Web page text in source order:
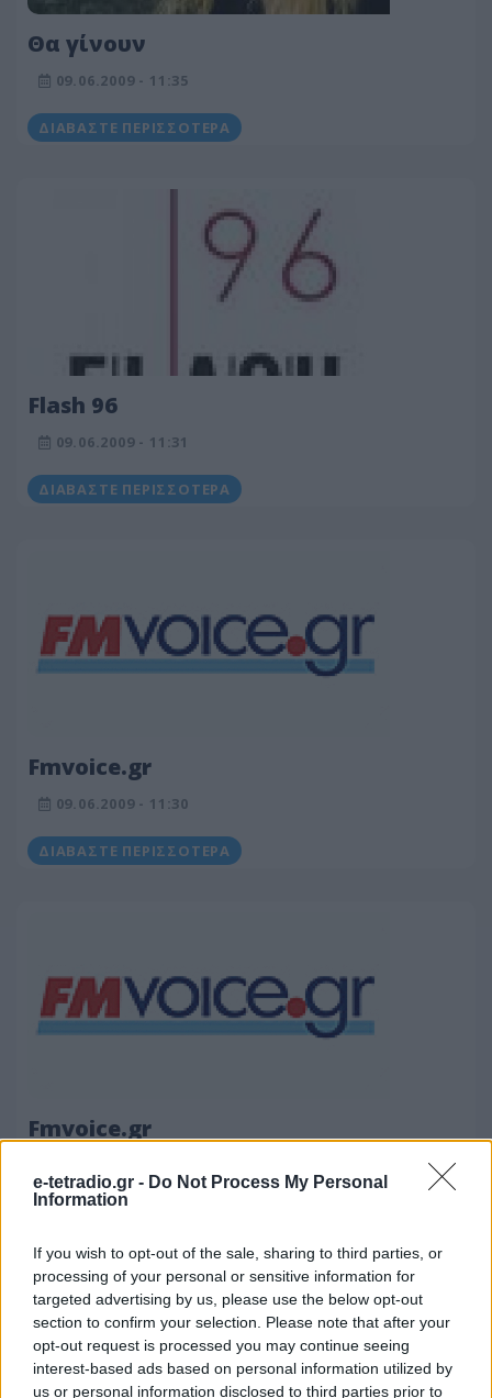
e-tetradio.gr - Do Not Process My Personal
Information
If you wish to opt-out of the sale, sharing to third parties, or
processing of your personal or sensitive information for
targeted advertising by us, please use the below opt-out
section to confirm your selection. Please note that after your
opt-out request is processed you may continue seeing
interest-based ads based on personal information utilized by
us or personal information disclosed to third parties prior to
Θα γίνουν
09.06.2009 - 11:35
ΔΙΑΒΆΣΤΕ ΠΕΡΙΣΣΌΤΕΡΑ
Flash 96
09.06.2009 - 11:31
ΔΙΑΒΆΣΤΕ ΠΕΡΙΣΣΌΤΕΡΑ
Fmvoice.gr
09.06.2009 - 11:30
ΔΙΑΒΆΣΤΕ ΠΕΡΙΣΣΌΤΕΡΑ
Fmvoice.gr